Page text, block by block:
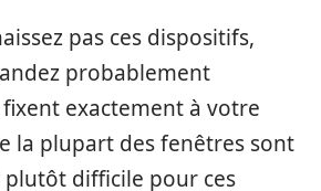
pas ces dispositifs,
probablement
exactement à votre
la plupart des fenêtres sont
plutôt difficile pour ces